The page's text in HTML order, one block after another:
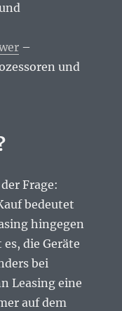
–
und
Frage:
bedeutet
hingegen
die Geräte
bei
Leasing eine
auf dem